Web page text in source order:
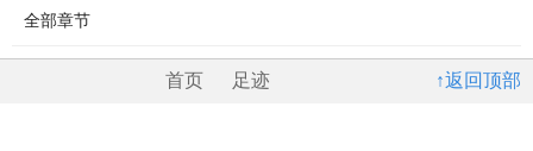
全部章节
↑返回顶部
首页 足迹